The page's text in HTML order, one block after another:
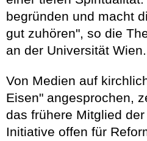
begründen und macht
gut zuhören", so die
an der Universität Wien.
Von Medien auf
Eisen" angesprochen,
das frühere Mitglied der
Initiative offen für